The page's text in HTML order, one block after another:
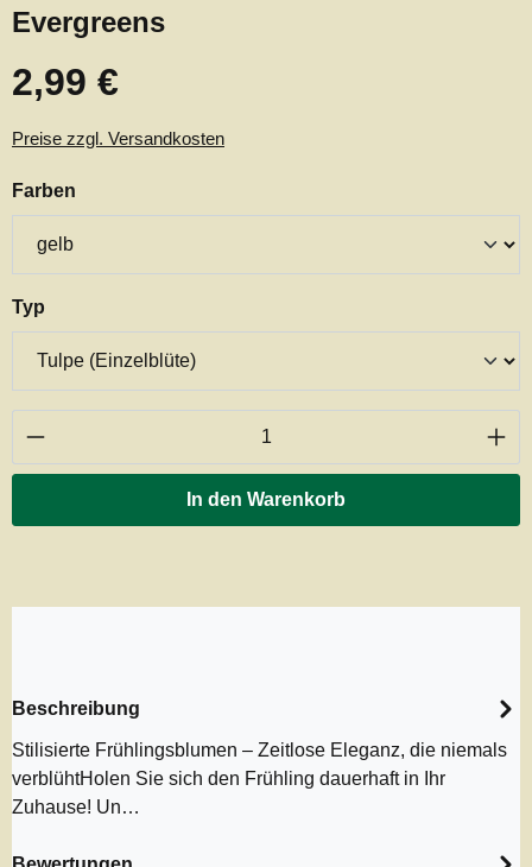
Evergreens
Regulärer Preis:
2,99 €
Preise zzgl. Versandkosten
Farben
Typ
Produkt Anzahl: Gib den gewünschten
In den Warenkorb
Beschreibung
Stilisierte Frühlingsblumen – Zeitlose Eleganz, die niemals
verblühtHolen Sie sich den Frühling dauerhaft in Ihr
Zuhause! Un…